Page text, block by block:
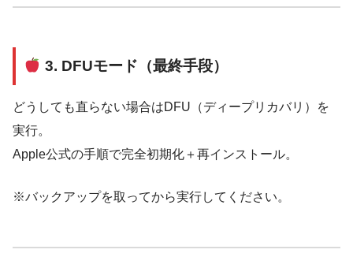
3. DFUモード（最終手段）
どうしても直らない場合はDFU（ディープリカバリ）を
実行。
Apple公式の手順で完全初期化＋再インストール。
※バックアップを取ってから実行してください。